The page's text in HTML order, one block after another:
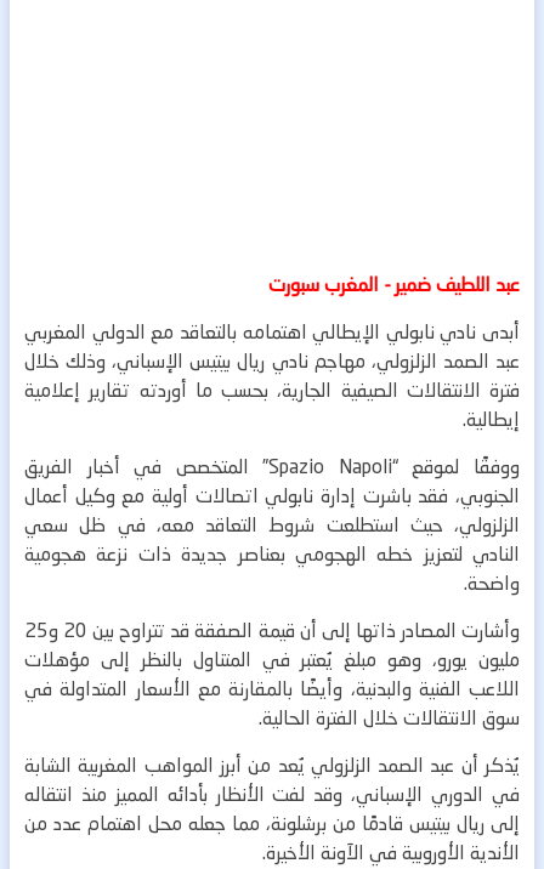
عبد اللطيف ضمير - المغرب سبورت
أبدى نادي نابولي الإيطالي اهتمامه بالتعاقد مع الدولي المغربي
عبد الصمد الزلزولي، مهاجم نادي ريال بيتيس الإسباني، وذلك خلال
فترة الانتقالات الصيفية الجارية، بحسب ما أوردته تقارير إعلامية
إيطالية.
ووفقًا لموقع “Spazio Napoli” المتخصص في أخبار الفريق
الجنوبي، فقد باشرت إدارة نابولي اتصالات أولية مع وكيل أعمال
الزلزولي، حيث استطلعت شروط التعاقد معه، في ظل سعي
النادي لتعزيز خطه الهجومي بعناصر جديدة ذات نزعة هجومية
واضحة.
وأشارت المصادر ذاتها إلى أن قيمة الصفقة قد تتراوح بين 20 و25
مليون يورو، وهو مبلغ يُعتبر في المتناول بالنظر إلى مؤهلات
اللاعب الفنية والبدنية، وأيضًا بالمقارنة مع الأسعار المتداولة في
سوق الانتقالات خلال الفترة الحالية.
يُذكر أن عبد الصمد الزلزولي يُعد من أبرز المواهب المغربية الشابة
في الدوري الإسباني، وقد لفت الأنظار بأدائه المميز منذ انتقاله
إلى ريال بيتيس قادمًا من برشلونة، مما جعله محل اهتمام عدد من
الأندية الأوروبية في الآونة الأخيرة.